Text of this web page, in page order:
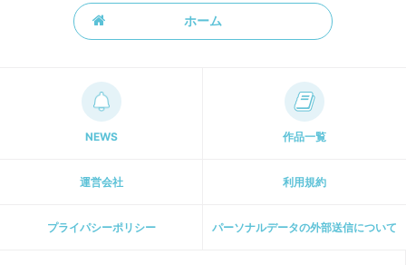
ホーム
NEWS 作品一覧
運営会社 利用規約
プライパシーポリシー パーソナルデータの外部送信について